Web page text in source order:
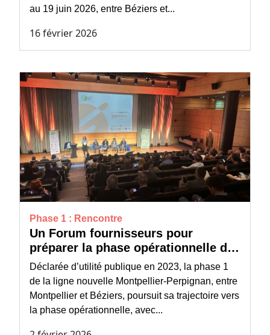
au 19 juin 2026, entre Béziers et...
16 février 2026
Phase 1 : Rencontre
Un Forum fournisseurs pour
préparer la phase opérationnelle du
projet
Déclarée d’utilité publique en 2023, la phase 1
de la ligne nouvelle Montpellier-Perpignan, entre
Montpellier et Béziers, poursuit sa trajectoire vers
la phase opérationnelle, avec...